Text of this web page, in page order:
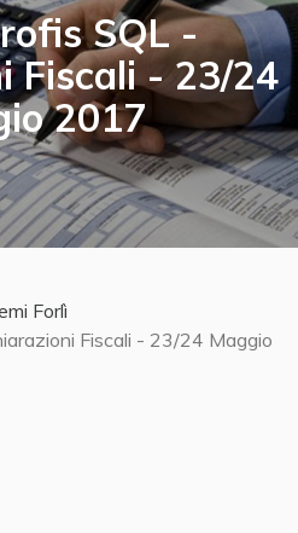
SQL -
Fiscali - 23/24
2017
Forlì
Fiscali - 23/24 Maggio